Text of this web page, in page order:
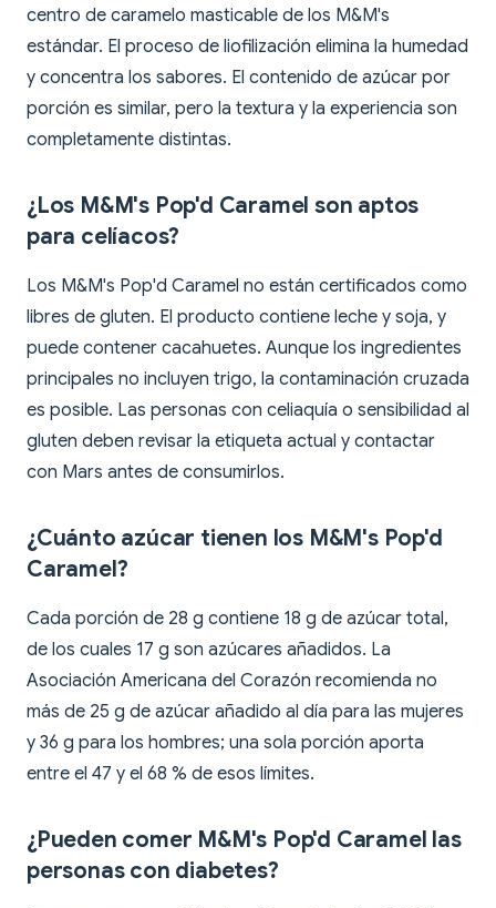
centro de caramelo masticable de los M&M's
estándar. El proceso de liofilización elimina la humedad
y concentra los sabores. El contenido de azúcar por
porción es similar, pero la textura y la experiencia son
completamente distintas.
¿Los M&M's Pop'd Caramel son aptos
para celíacos?
Los M&M's Pop'd Caramel no están certificados como
libres de gluten. El producto contiene leche y soja, y
puede contener cacahuetes. Aunque los ingredientes
principales no incluyen trigo, la contaminación cruzada
es posible. Las personas con celiaquía o sensibilidad al
gluten deben revisar la etiqueta actual y contactar
con Mars antes de consumirlos.
¿Cuánto azúcar tienen los M&M's Pop'd
Caramel?
Cada porción de 28 g contiene 18 g de azúcar total,
de los cuales 17 g son azúcares añadidos. La
Asociación Americana del Corazón recomienda no
más de 25 g de azúcar añadido al día para las mujeres
y 36 g para los hombres; una sola porción aporta
entre el 47 y el 68 % de esos límites.
¿Pueden comer M&M's Pop'd Caramel las
personas con diabetes?